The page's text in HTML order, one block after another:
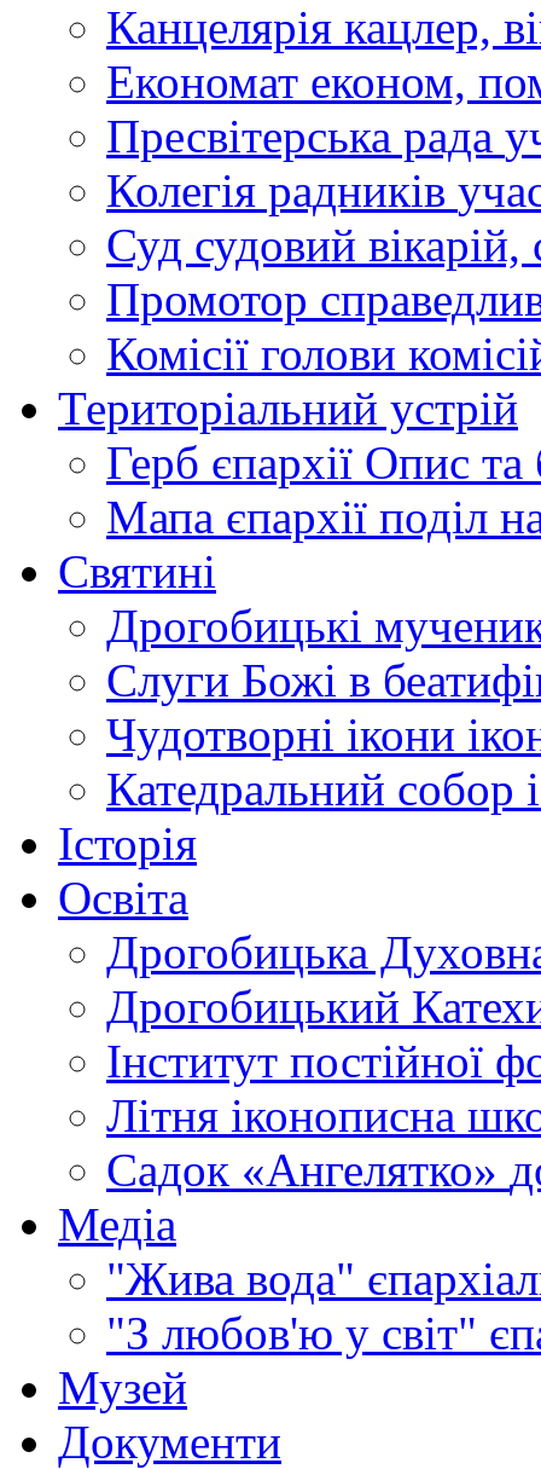
Канцелярія кацлер,
Економат економ,
Пресвітерська рада
Колегія радників
Суд судовий вікарій,
Промотор
Комісії голови
Територіальний устрій
Герб єпархії Опис та
Мапа єпархії поділ
Святині
Дрогобицькі
Слуги Божі в
Чудотворні ікони
Катедральний собор
Історія
Освіта
Дрогобицька
Дрогобицький
Інститут постійної
Літня іконописна
Садок «Ангелятко»
Медіа
"Жива вода"
"З любов'ю у світ"
Музей
Документи